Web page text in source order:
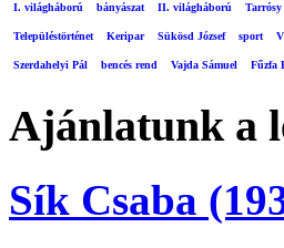
I. világháború bányászat II. világháború
Településtörténet Keripar Sükösd József sport
Szerdahelyi Pál bencés rend Vajda Sámuel Fűzfa
Ajánlatunk a
Sík Csaba